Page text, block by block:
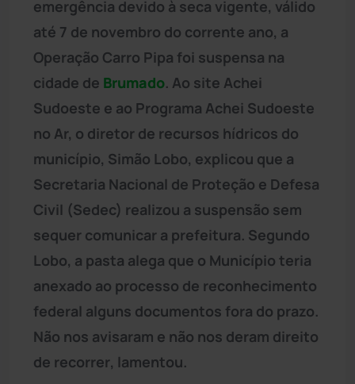
emergência devido à seca vigente, válido
até 7 de novembro do corrente ano, a
Operação Carro Pipa foi suspensa na
cidade de Brumado. Ao site Achei
Sudoeste e ao Programa Achei Sudoeste
no Ar, o diretor de recursos hídricos do
município, Simão Lobo, explicou que a
Secretaria Nacional de Proteção e Defesa
Civil (Sedec) realizou a suspensão sem
sequer comunicar a prefeitura. Segundo
Lobo, a pasta alega que o Município teria
anexado ao processo de reconhecimento
federal alguns documentos fora do prazo.
Não nos avisaram e não nos deram direito
de recorrer, lamentou.